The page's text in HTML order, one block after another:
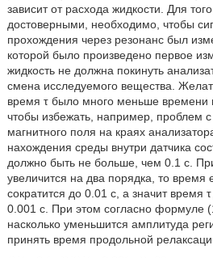
зависит от расхода жидкости. Для
достоверными, необходимо, чтобы
прохождения через резонанс был
которой было произведено первое
жидкость не должна покинуть
смена исследуемого вещества.
время τ было много меньше времени
чтобы избежать, например, проблем
магнитного поля на краях
нахождения среды внутри датчика
должно быть не больше, чем 0.1 с.
увеличится на два порядка, то время
сократится до 0.01 с, а значит время
0.001 с. При этом согласно формуле
насколько уменьшится амплитуда
принять время продольной